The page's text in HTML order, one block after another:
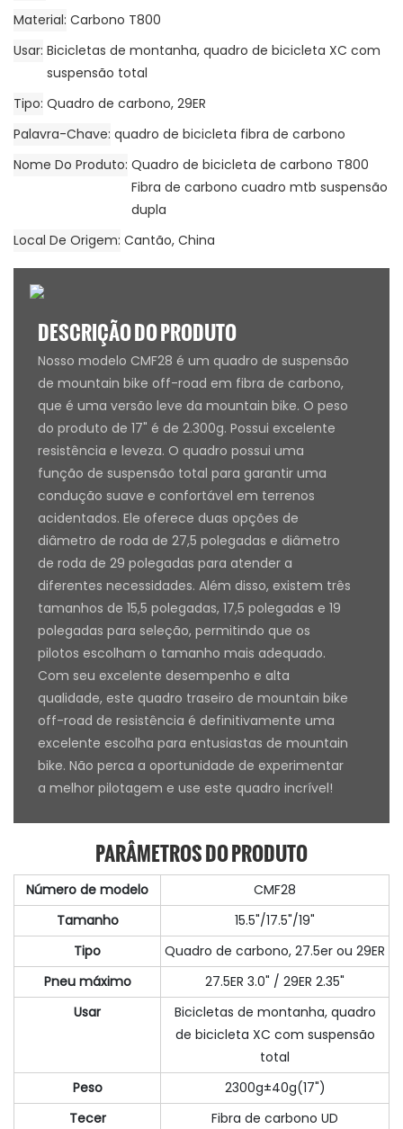
Material Carbono T800
Usar Bicicletas de montanha, quadro de bicicleta XC com
suspensão total
Tipo Quadro de carbono, 29ER
Palavra-Chave quadro de bicicleta fibra de carbono
Nome Do Produto Quadro de bicicleta de carbono T800
Fibra de carbono cuadro mtb suspensão
dupla
Local De Origem Cantão, China
DESCRIÇÃO DO PRODUTO
Nosso modelo CMF28 é um quadro de suspensão
de mountain bike off-road em fibra de carbono,
que é uma versão leve da mountain bike. O peso
do produto de 17" é de 2.300g. Possui excelente
resistência e leveza. O quadro possui uma
função de suspensão total para garantir uma
condução suave e confortável em terrenos
acidentados. Ele oferece duas opções de
diâmetro de roda de 27,5 polegadas e diâmetro
de roda de 29 polegadas para atender a
diferentes necessidades. Além disso, existem três
tamanhos de 15,5 polegadas, 17,5 polegadas e 19
polegadas para seleção, permitindo que os
pilotos escolham o tamanho mais adequado.
Com seu excelente desempenho e alta
qualidade, este quadro traseiro de mountain bike
off-road de resistência é definitivamente uma
excelente escolha para entusiastas de mountain
bike. Não perca a oportunidade de experimentar
a melhor pilotagem e use este quadro incrível!
PARÂMETROS DO PRODUTO
Número de modelo
CMF28
Tamanho
15.5"/17.5"/19"
Tipo
Quadro de carbono, 27.5er ou 29ER
Pneu máximo
27.5ER 3.0" / 29ER 2.35"
Usar
Bicicletas de montanha, quadro
de bicicleta XC com suspensão
total
Peso
2300g±40g(17")
Tecer
Fibra de carbono UD